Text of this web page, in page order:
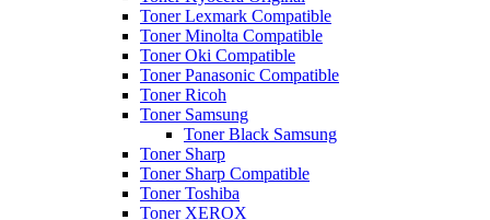
Toner Lexmark Compatible
Toner Minolta Compatible
Toner Oki Compatible
Toner Panasonic Compatible
Toner Ricoh
Toner Samsung
Toner Black Samsung
Toner Sharp
Toner Sharp Compatible
Toner Toshiba
Toner XEROX